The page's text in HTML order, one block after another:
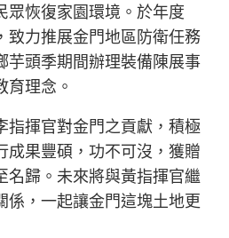
眾恢復家園環境。於年度
致力推展金門地區防衛任務
芋頭季期間辦理裝備陳展事
育理念。
指揮官對金門之貢獻，積極
成果豐碩，功不可沒，獲贈
名歸。未來將與黃指揮官繼
係，一起讓金門這塊土地更